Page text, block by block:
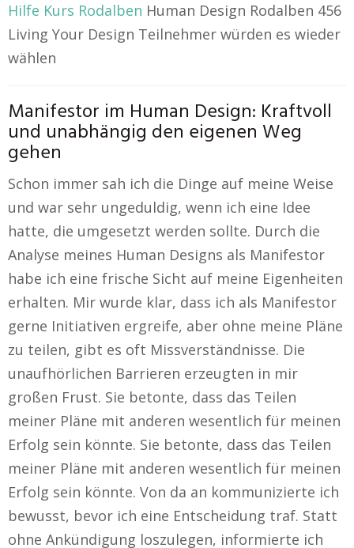
Hilfe Kurs Rodalben Human Design Rodalben 456
Living Your Design Teilnehmer würden es wieder
wählen
Manifestor im Human Design: Kraftvoll
und unabhängig den eigenen Weg
gehen
Schon immer sah ich die Dinge auf meine Weise
und war sehr ungeduldig, wenn ich eine Idee
hatte, die umgesetzt werden sollte. Durch die
Analyse meines Human Designs als Manifestor
habe ich eine frische Sicht auf meine Eigenheiten
erhalten. Mir wurde klar, dass ich als Manifestor
gerne Initiativen ergreife, aber ohne meine Pläne
zu teilen, gibt es oft Missverständnisse. Die
unaufhörlichen Barrieren erzeugten in mir
großen Frust. Sie betonte, dass das Teilen
meiner Pläne mit anderen wesentlich für meinen
Erfolg sein könnte. Sie betonte, dass das Teilen
meiner Pläne mit anderen wesentlich für meinen
Erfolg sein könnte. Von da an kommunizierte ich
bewusst, bevor ich eine Entscheidung traf. Statt
ohne Ankündigung loszulegen, informierte ich